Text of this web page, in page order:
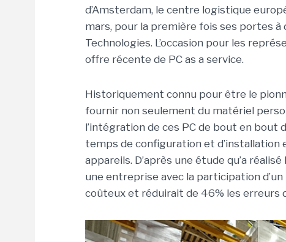
d’Amsterdam, le centre logistique
mars, pour la première fois ses portes
Technologies. L’occasion pour les
offre récente de PC as a service.
Historiquement connu pour être le
fournir non seulement du matériel
l’intégration de ces PC de bout en bout
temps de configuration et
appareils. D’après une étude qu’a
une entreprise avec la participation
coûteux et réduirait de 46% les erreurs